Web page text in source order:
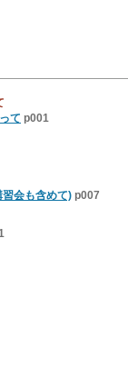
て p001
会も含めて) p007